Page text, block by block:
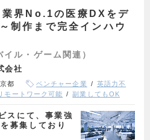
業界No.1の医療DXをデ
制作まで完全インハウ
ル・ゲーム関連）
会社
都 ベンチャー企業
英語力不
モートワーク可能 副業してもOK
スにて、事業強
募集しており